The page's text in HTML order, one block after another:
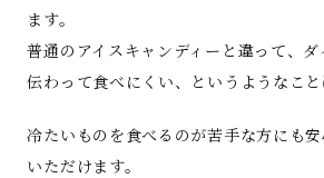
ます。
普通のアイスキャンディーと違って、
伝わって食べにくい、というようなこと
冷たいものを食べるのが苦手な方にも
いただけます。